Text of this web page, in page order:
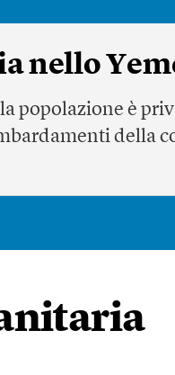
nello
popolazione è
della